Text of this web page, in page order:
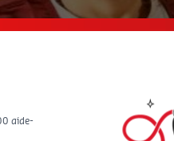
aide-